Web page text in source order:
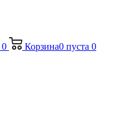
0 Корзина0 пуста 0